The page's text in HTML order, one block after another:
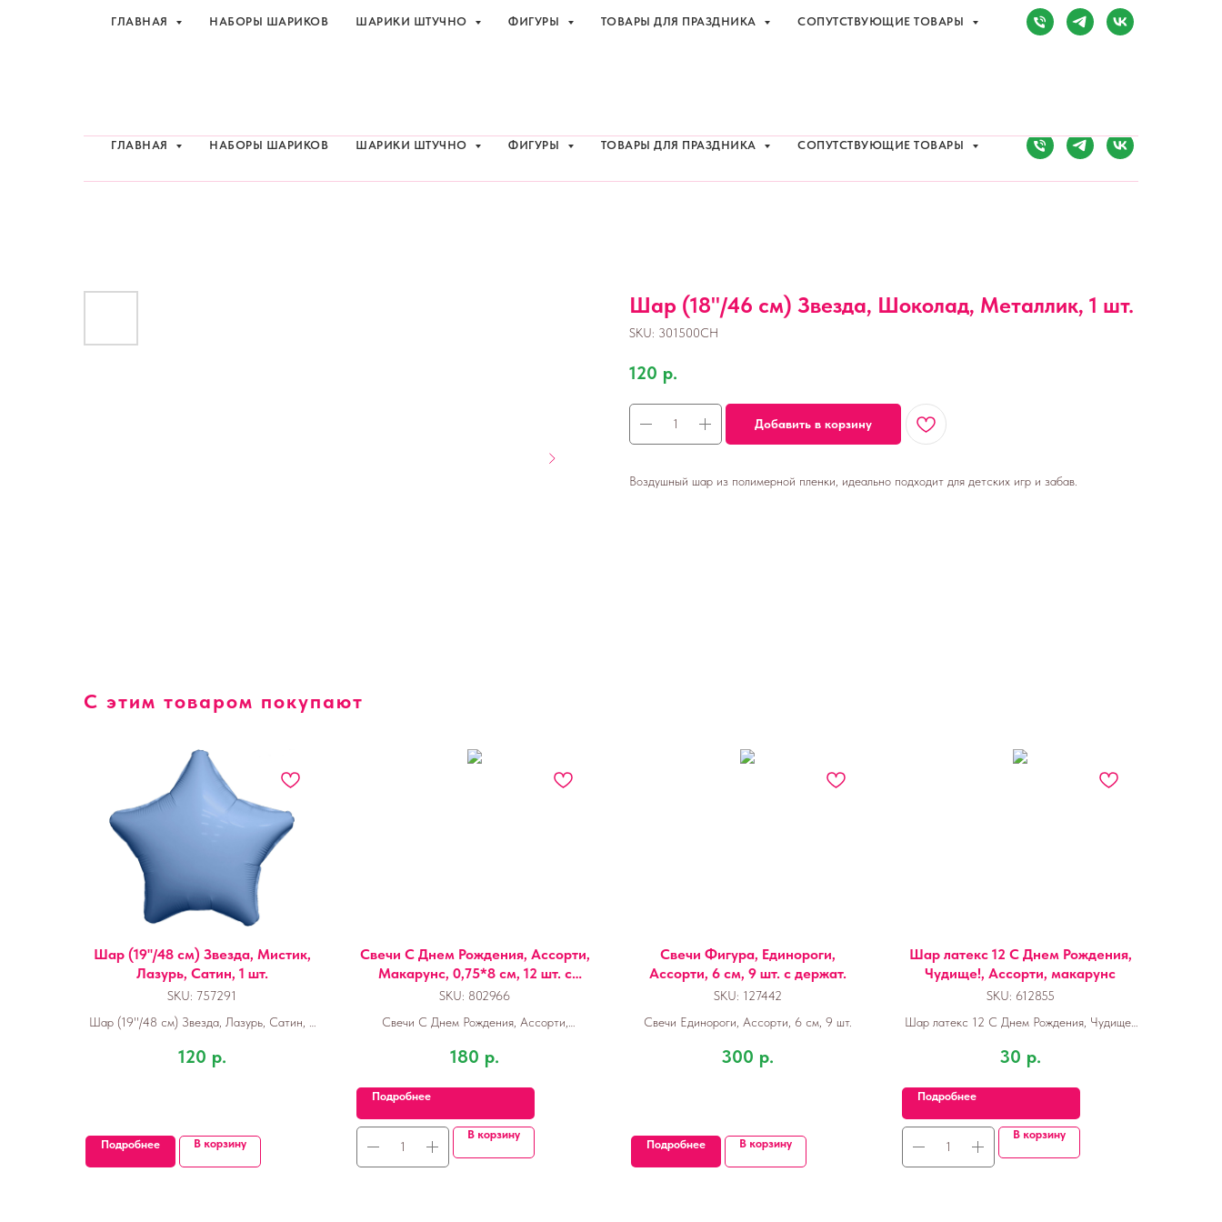
Сочи, Адлер,ул. Мира, д. 14
ГЛАВНАЯ НАБОРЫ ШАРИКОВ ШАРИКИ ШТУЧНО ФИГУРЫ ТОВАРЫ ДЛЯ ПРАЗДНИКА СОПУТСТВУЮЩИЕ ТОВАРЫ
ГЛАВНАЯ НАБОРЫ ШАРИКОВ ШАРИКИ ШТУЧНО ФИГУРЫ ТОВАРЫ ДЛЯ ПРАЗДНИКА СОПУТСТВУЮЩИЕ ТОВАРЫ
Шар (18''/46 см) Звезда, Шоколад, Металлик, 1 шт.
SKU: 301500CH
120 р.
Добавить в корзину
Воздушный шар из полимерной пленки, идеально подходит для детских игр и забав.
С этим товаром покупают
Шар (19''/48 см) Звезда, Мистик,
Лазурь, Сатин, 1 шт.
SKU: 757291
Шар (19''/48 см) Звезда, Лазурь, Сатин, 1
120 р.
Подробнее В корзину
Свечи С Днем Рождения, Ассорти,
Макарунс, 0,75*8 см, 12 шт. с
держат.
SKU: 802966
Свечи С Днем Рождения, Ассорти,
180 р.
Подробнее
В корзину
Свечи Фигура, Единороги,
Ассорти, 6 см, 9 шт. с держат.
SKU: 127442
Свечи Единороги, Ассорти, 6 см, 9 шт.
300 р.
Подробнее В корзину
Шар латекс 12 С Днем Рождения,
Чудище!, Ассорти, макарунс
SKU: 612855
Шар латекс 12 С Днем Рождения, Чудище!,
30 р.
Подробнее
В корзину